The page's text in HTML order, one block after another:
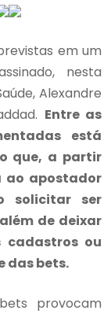
em um
nesta
Alexandre
Entre as
está
que, a partir
ao apostador
solicitar ser
de deixar
cadastros ou
das bets.
provocam